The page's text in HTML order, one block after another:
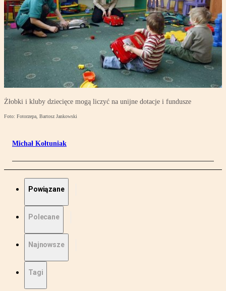
Żłobki i kluby dziecięce mogą liczyć na unijne dotacje i fundusze
Foto: Fotorzepa, Bartosz Jankowski
Michał Kołtuniak
Powiązane
Polecane
Najnowsze
Tagi